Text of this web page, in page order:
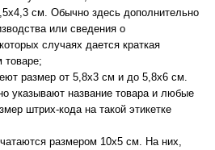
см. Обычно здесь дополнительно
или сведения о
случаях дается краткая
размер от 5,8х3 см и до 5,8х6 см.
указывают название товара и любые
штрих-кода на такой этикетке
размером 10х5 см. На них,